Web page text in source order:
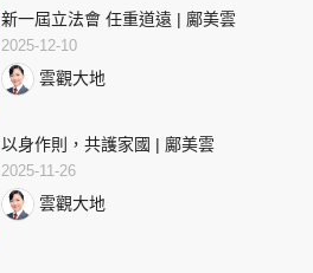
新一屆立法會 任重道遠 | 鄺美雲
2025-12-10
雲觀大地
以身作則，共護家國 | 鄺美雲
2025-11-26
雲觀大地